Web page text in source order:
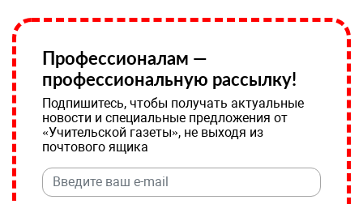
Профессионалам —
профессиональную рассылку!
Подпишитесь, чтобы получать актуальные
новости и специальные предложения от
«Учительской газеты», не выходя из
почтового ящика